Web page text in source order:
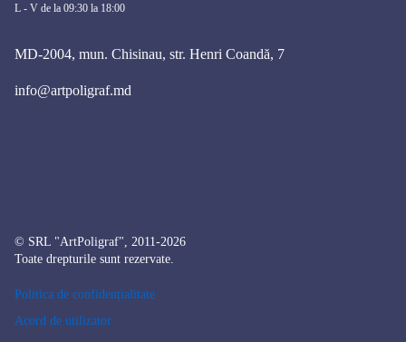
L - V de la 09:30 la 18:00
MD-2004, mun. Chisinau, str. Henri Coandă, 7
info@artpoligraf.md
© SRL "ArtPoligraf", 2011-2026
Toate drepturile sunt rezervate.
Politica de confidențialitate
Acord de utilizator